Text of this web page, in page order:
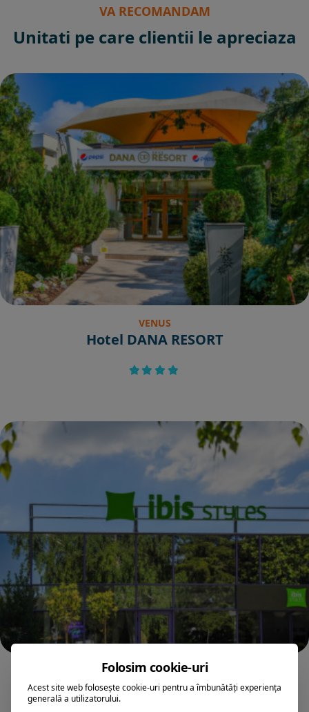
VA RECOMANDAM
Unitati pe care clientii le apreciaza
VENUS
Hotel DANA RESORT
VENUS
HOTEL IBIS STYLES VENUS (fostul Dana
Holiday Club)
Folosim cookie-uri
Acest site web folosește cookie-uri pentru a îmbunătăți experiența
generală a utilizatorului.